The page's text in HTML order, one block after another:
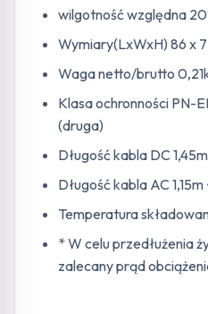
wilgotność względna
Wymiary(LxWxH) 86 x
Waga netto/brutto
Klasa ochronności PN-
(druga)
Długość kabla DC
Długość kabla AC
Temperatura
* W celu przedłużenia
zalecany prąd